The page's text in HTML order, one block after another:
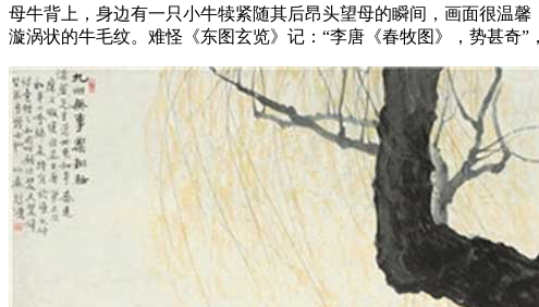
母牛背上，身边有一只小牛犊紧随其后昂头望母的瞬间，画面很温
漩涡状的牛毛纹。难怪《东图玄览》记：“李唐《春牧图》，势甚奇